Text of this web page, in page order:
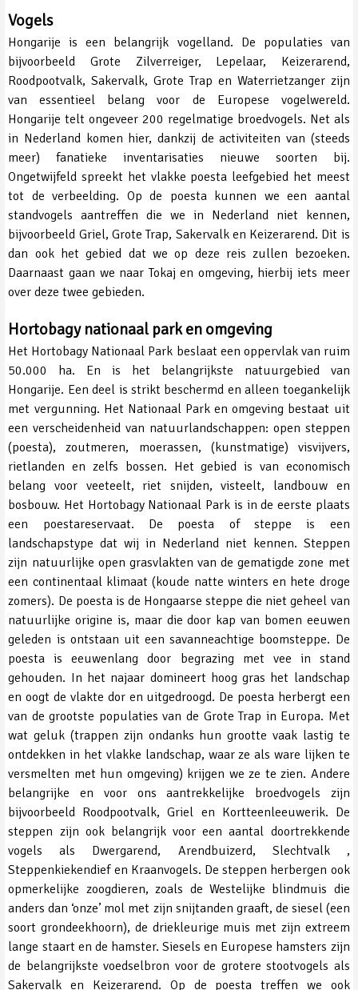
Vogels
Hongarije is een belangrijk vogelland. De populaties van
bijvoorbeeld Grote Zilverreiger, Lepelaar, Keizerarend,
Roodpootvalk, Sakervalk, Grote Trap en Waterrietzanger zijn
van essentieel belang voor de Europese vogelwereld.
Hongarije telt ongeveer 200 regelmatige broedvogels. Net als
in Nederland komen hier, dankzij de activiteiten van (steeds
meer) fanatieke inventarisaties nieuwe soorten bij.
Ongetwijfeld spreekt het vlakke poesta leefgebied het meest
tot de verbeelding. Op de poesta kunnen we een aantal
standvogels aantreffen die we in Nederland niet kennen,
bijvoorbeeld Griel, Grote Trap, Sakervalk en Keizerarend. Dit is
dan ook het gebied dat we op deze reis zullen bezoeken.
Daarnaast gaan we naar Tokaj en omgeving, hierbij iets meer
over deze twee gebieden.
Hortobagy nationaal park en omgeving
Het Hortobagy Nationaal Park beslaat een oppervlak van ruim
50.000 ha. En is het belangrijkste natuurgebied van
Hongarije. Een deel is strikt beschermd en alleen toegankelijk
met vergunning. Het Nationaal Park en omgeving bestaat uit
een verscheidenheid van natuurlandschappen: open steppen
(poesta), zoutmeren, moerassen, (kunstmatige) visvijvers,
rietlanden en zelfs bossen. Het gebied is van economisch
belang voor veeteelt, riet snijden, visteelt, landbouw en
bosbouw. Het Hortobagy Nationaal Park is in de eerste plaats
een poestareservaat. De poesta of steppe is een
landschapstype dat wij in Nederland niet kennen. Steppen
zijn natuurlijke open grasvlakten van de gematigde zone met
een continentaal klimaat (koude natte winters en hete droge
zomers). De poesta is de Hongaarse steppe die niet geheel van
natuurlijke origine is, maar die door kap van bomen eeuwen
geleden is ontstaan uit een savanneachtige boomsteppe. De
poesta is eeuwenlang door begrazing met vee in stand
gehouden. In het najaar domineert hoog gras het landschap
en oogt de vlakte dor en uitgedroogd. De poesta herbergt een
van de grootste populaties van de Grote Trap in Europa. Met
wat geluk (trappen zijn ondanks hun grootte vaak lastig te
ontdekken in het vlakke landschap, waar ze als ware lijken te
versmelten met hun omgeving) krijgen we ze te zien. Andere
belangrijke en voor ons aantrekkelijke broedvogels zijn
bijvoorbeeld Roodpootvalk, Griel en Kortteenleeuwerik. De
steppen zijn ook belangrijk voor een aantal doortrekkende
vogels als Dwergarend, Arendbuizerd, Slechtvalk ,
Steppenkiekendief en Kraanvogels. De steppen herbergen ook
opmerkelijke zoogdieren, zoals de Westelijke blindmuis die
anders dan ‘onze’ mol met zijn snijtanden graaft, de siesel (een
soort grondeekhoorn), de driekleurige muis met zijn extreem
lange staart en de hamster. Siesels en Europese hamsters zijn
de belangrijkste voedselbron voor de grotere stootvogels als
Sakervalk en Keizerarend. Op de poesta treffen we ook